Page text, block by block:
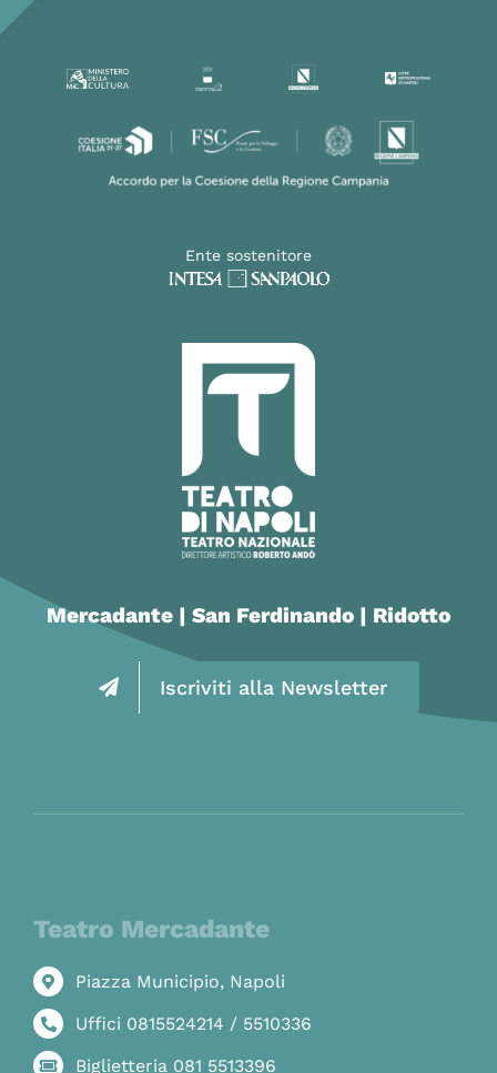
Ente sostenitore
Mercadante | San Ferdinando | Ridotto
Iscriviti alla Newsletter
Teatro Mercadante
Piazza Municipio, Napoli
Uffici 0815524214 / 5510336
Biglietteria 081 5513396